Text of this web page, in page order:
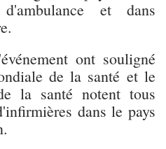
et dans
ont souligné
de la santé et le
la santé notent tous
dans le pays